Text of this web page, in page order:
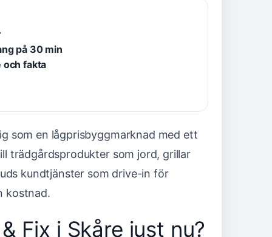
på 30 min
och fakta
som en lågprisbyggmarknad med ett
trädgårdsprodukter som jord, grillar
kundtjänster som drive-in för
kostnad.
Fix i Skåre just nu?